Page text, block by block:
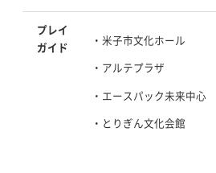
プレイ
ガイド
・米子市文化ホール
・アルテプラザ
・エースパック未来中心
・とりぎん文化会館